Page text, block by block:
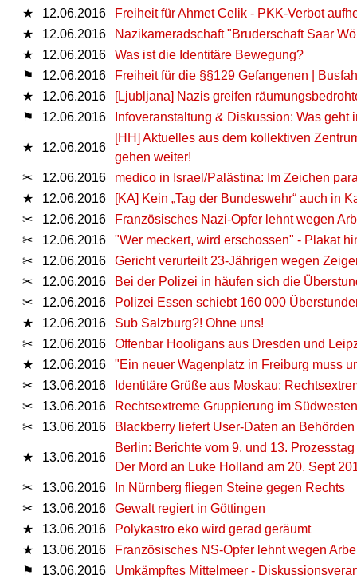
★
12.06.2016
Freiheit für Ahmet Celik - PKK-Verbot
★
12.06.2016
Nazikameradschaft "Bruderschaft Saar
★
12.06.2016
Was ist die Identitäre Bewegung?
⚑
12.06.2016
Freiheit für die §§129 Gefangenen |
★
12.06.2016
[Ljubljana] Nazis greifen
⚑
12.06.2016 Infoveranstaltung & Diskussion: Was
★ 12.06.2016
[HH] Aktuelles aus dem kollektiven
gehen weiter!
✂
12.06.2016
medico in Israel/Palästina: Im Zeichen
★
12.06.2016
[KA] Kein „Tag der Bundeswehr“ auch in
✂
12.06.2016
Französisches Nazi-Opfer lehnt wegen
✂
12.06.2016
"Wer meckert, wird erschossen" - Plakat
✂
12.06.2016
Gericht verurteilt 23-Jährigen wegen
✂
12.06.2016
Bei der Polizei in häufen sich die
✂
12.06.2016
Polizei Essen schiebt 160 000
★
12.06.2016
Sub Salzburg?! Ohne uns!
✂
12.06.2016
Offenbar Hooligans aus Dresden und
★
12.06.2016
"Ein neuer Wagenplatz in Freiburg muss
✂
13.06.2016
Identitäre Grüße aus Moskau:
✂
13.06.2016
Rechtsextreme Gruppierung im
✂
13.06.2016 Blackberry liefert User-Daten an
★ 13.06.2016
Berlin: Berichte vom 9. und 13.
Der Mord an Luke Holland am 20. Sept
✂
13.06.2016
In Nürnberg fliegen Steine gegen Rechts
✂
13.06.2016
Gewalt regiert in Göttingen
★
13.06.2016
Polykastro eko wird gerad geräumt
★
13.06.2016
Französisches NS-Opfer lehnt wegen
⚑
13.06.2016
Umkämpftes Mittelmeer -